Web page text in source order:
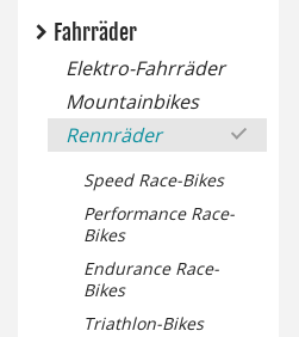
Fahrräder
Elektro-Fahrräder
Mountainbikes
Rennräder
Speed Race-Bikes
Performance Race-
Bikes
Endurance Race-
Bikes
Triathlon-Bikes